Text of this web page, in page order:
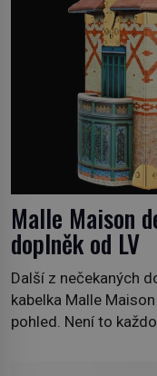
Malle Maison
doplněk od LV
Další z nečekaných
kabelka Malle
pohled. Není to